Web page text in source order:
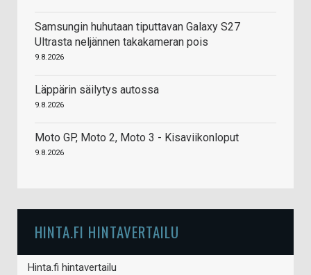
Samsungin huhutaan tiputtavan Galaxy S27
Ultrasta neljännen takakameran pois
9.8.2026
Läppärin säilytys autossa
9.8.2026
Moto GP, Moto 2, Moto 3 - Kisaviikonloput
9.8.2026
HINTA.FI HINTAVERTAILU
Hinta.fi hintavertailu